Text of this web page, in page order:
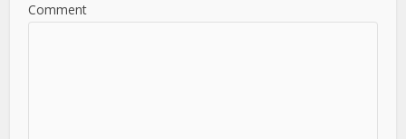
Comment